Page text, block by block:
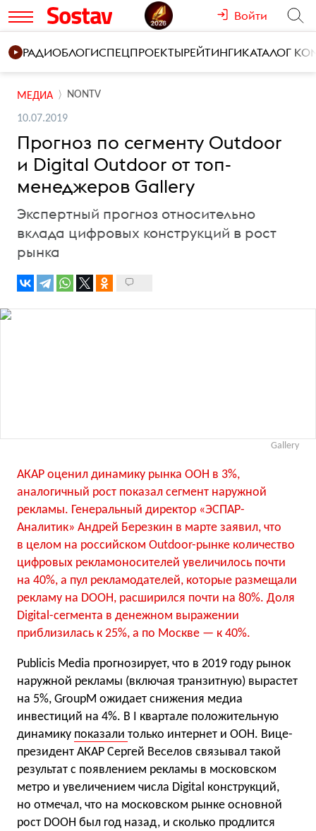
Войти
РАДИОБЛОГИСПЕЦПРОЕКТЫРЕЙТИНГИКАТАЛОГ
МЕДИА NONTV
10.07.2019
Прогноз по сегменту Outdoor
и Digital Outdoor от топ-
менеджеров Gallery
Экспертный прогноз относительно
вклада цифровых конструкций в рост
рынка
Gallery
АКАР оценил динамику рынка OOH в 3%,
аналогичный рост показал сегмент наружной
рекламы. Генеральный директор «ЭСПАР-
Аналитик» Андрей Березкин в марте заявил, что
в целом на российском Outdoor-рынке количество
цифровых рекламоносителей увеличилось почти
на 40%, а пул рекламодателей, которые размещали
рекламу на DOOH, расширился почти на 80%. Доля
Digital-сегмента в денежном выражении
приблизилась к 25%, а по Москве — к 40%.
Publicis Media прогнозирует, что в 2019 году рынок
наружной рекламы (включая транзитную) вырастет
на 5%, GroupM ожидает снижения медиа
инвестиций на 4%. В I квартале положительную
динамику показали только интернет и OOH. Вице-
президент АКАР Сергей Веселов связывал такой
результат с появлением рекламы в московском
метро и увеличением числа Digital конструкций,
но отмечал, что на московском рынке основной
рост DOOH был год назад, и сколько продлится